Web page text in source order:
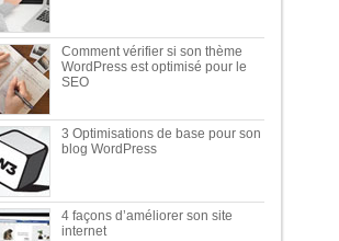
Comment vérifier si son thème
WordPress est optimisé pour le
SEO
3 Optimisations de base pour son
blog WordPress
4 façons d’améliorer son site
internet